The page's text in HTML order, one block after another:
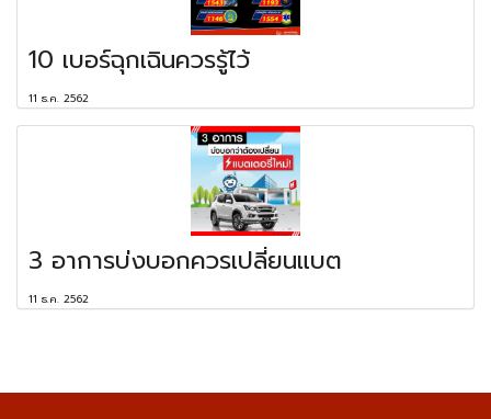
10 เบอร์ฉุกเฉินควรรู้ไว้
11 ธ.ค. 2562
3 อาการบ่งบอกควรเปลี่ยนแบต
11 ธ.ค. 2562